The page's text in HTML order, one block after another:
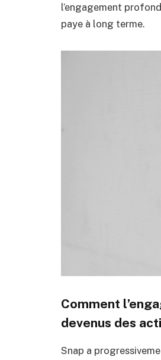
l’engagement
paye à long terme.
Comment
devenus des
Snap a